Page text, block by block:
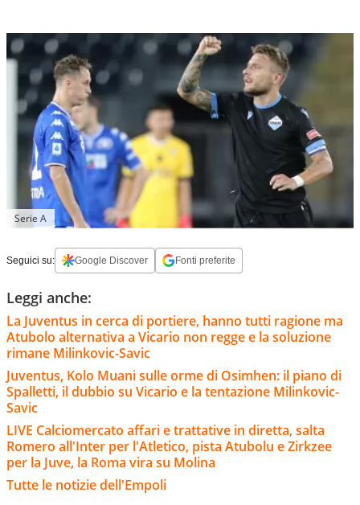
Serie A
Seguici su: Google Discover Fonti preferite
Leggi anche:
La Juventus in cerca di portiere, hanno tutti ragione ma
Atubolo alternativa a Vicario non regge e la soluzione
rimane Milinkovic-Savic
Juventus, Kolo Muani sulle orme di Osimhen: il piano di
Spalletti, il dubbio su Vicario e la tentazione Milinkovic-
Savic
LIVE Calciomercato affari e trattative in diretta, salta
Romero all'Inter per l'Atletico, pista Atubolu e Zirkzee
per la Juve, la Roma vira su Molina
Tutte le notizie dell'Empoli